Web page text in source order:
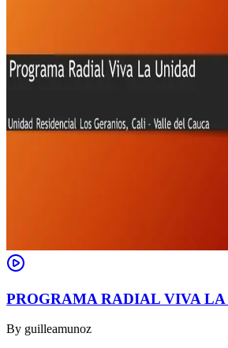
PROGRAMA RADIAL VIVA
By guilleamunoz